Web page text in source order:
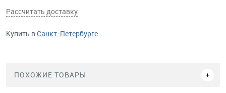
Рассчитать доставку
Купить вСанкт-Петербурге
ПОХОЖИЕ ТОВАРЫ